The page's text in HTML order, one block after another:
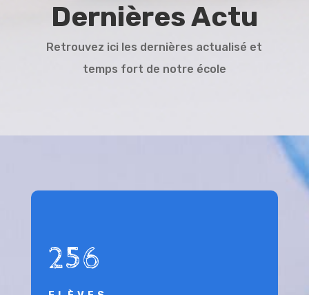
Dernières Actu
Retrouvez ici les dernières actualisé et
temps fort de notre école
256